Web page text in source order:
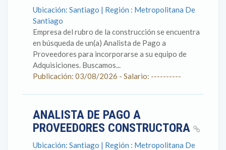
Ubicación: Santiago | Región : Metropolitana De
Santiago
Empresa del rubro de la construcción se encuentra
en búsqueda de un(a) Analista de Pago a
Proveedores para incorporarse a su equipo de
Adquisiciones. Buscamos...
Publicación: 03/08/2026 - Salario: ----------
ANALISTA DE PAGO A
PROVEEDORES CONSTRUCTORA
Ubicación: Santiago | Región : Metropolitana De